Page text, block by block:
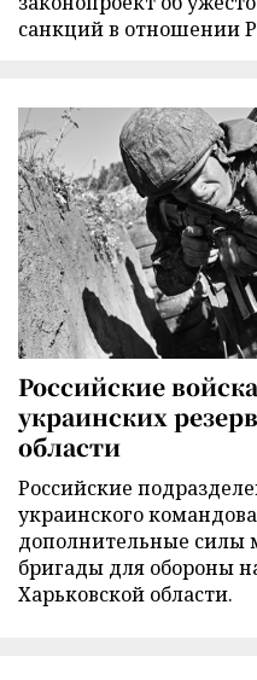
санкций в отношении
Российские
украинских
области
Российские
украинского
дополнительные силы
бригады для обороны
Харьковской области.